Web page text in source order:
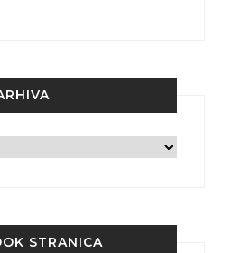
STRANICA